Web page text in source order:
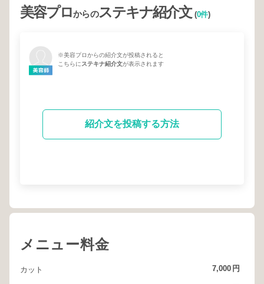
美容プロからのステキナ紹介文(0件)
※美容プロからの紹介文が投稿されると
こちらにステキナ紹介文が表示されます
紹介文を投稿する方法
メニュー料金
カット 7,000 円